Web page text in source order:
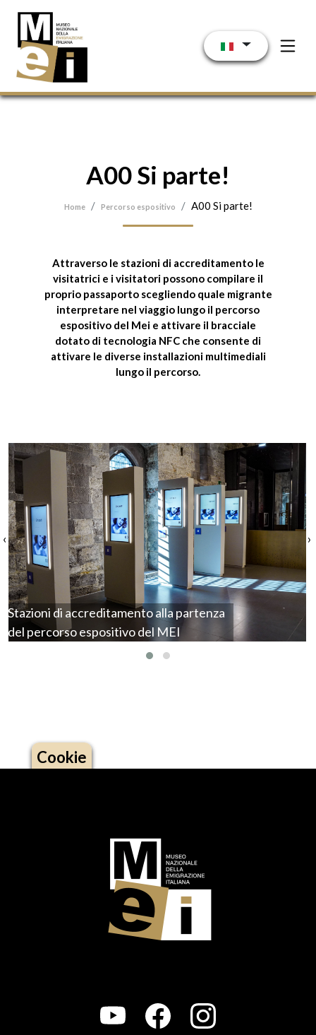
A00 Si parte!
Home Percorso espositivo A00 Si parte!
Attraverso le stazioni di accreditamentole
visitatrici e i visitatori possono compilare il
proprio passaporto scegliendo quale migrante
interpretare nel viaggio lungo il percorso
espositivo del Mei e attivare il bracciale
dotato di tecnologia NFC che consente di
attivare le diverse installazioni multimediali
lungo il percorso.
Stazioni di accreditamento alla partenza
del percorso espositivo del MEI
‹ ›
Cookie